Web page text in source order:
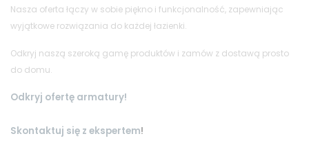
Nasza oferta łączy w sobie piękno i funkcjonalność, zapewniając
wyjątkowe rozwiązania do każdej łazienki.
Odkryj naszą szeroką gamę produktów i zamów z dostawą prosto
do domu.
Odkryj ofertę armatury!
Skontaktuj się z ekspertem!